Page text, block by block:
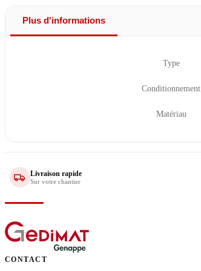
Plus d'informations
Type
Conditionnement
Matériau
Livraison rapide
Sur votre chantier
CONTACT